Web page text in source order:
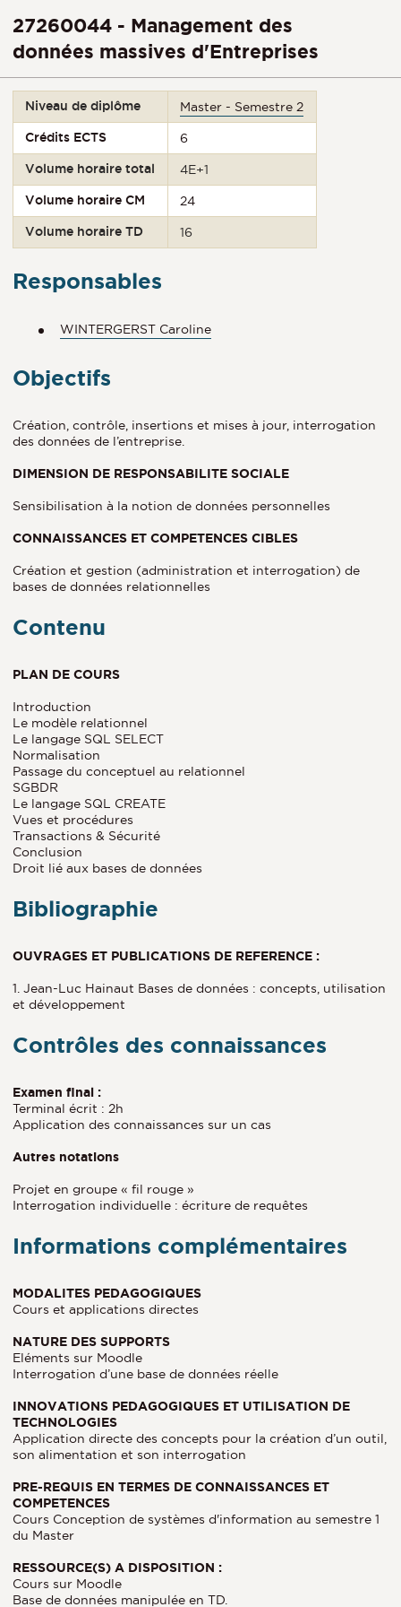
27260044 - Management des
données massives d'Entreprises
Niveau de diplôme Master - Semestre 2
Crédits ECTS 6
Volume horaire total 4E+1
Volume horaire CM 24
Volume horaire TD 16
Responsables
WINTERGERST Caroline
Objectifs
Création, contrôle, insertions et mises à jour, interrogation
des données de l’entreprise.
DIMENSION DE RESPONSABILITE SOCIALE
Sensibilisation à la notion de données personnelles
CONNAISSANCES ET COMPETENCES CIBLES
Création et gestion (administration et interrogation) de
bases de données relationnelles
Contenu
PLAN DE COURS
Introduction
Le modèle relationnel
Le langage SQL SELECT
Normalisation
Passage du conceptuel au relationnel
SGBDR
Le langage SQL CREATE
Vues et procédures
Transactions & Sécurité
Conclusion
Droit lié aux bases de données
Bibliographie
OUVRAGES ET PUBLICATIONS DE REFERENCE :
1. Jean-Luc Hainaut Bases de données : concepts, utilisation
et développement
Contrôles des connaissances
Examen final :
Terminal écrit : 2h
Application des connaissances sur un cas
Autres notations
Projet en groupe « fil rouge »
Interrogation individuelle : écriture de requêtes
Informations complémentaires
MODALITES PEDAGOGIQUES
Cours et applications directes
NATURE DES SUPPORTS
Eléments sur Moodle
Interrogation d’une base de données réelle
INNOVATIONS PEDAGOGIQUES ET UTILISATION DE
TECHNOLOGIES
Application directe des concepts pour la création d’un outil,
son alimentation et son interrogation
PRE-REQUIS EN TERMES DE CONNAISSANCES ET
COMPETENCES
Cours Conception de systèmes d'information au semestre 1
du Master
RESSOURCE(S) A DISPOSITION :
Cours sur Moodle
Base de données manipulée en TD.